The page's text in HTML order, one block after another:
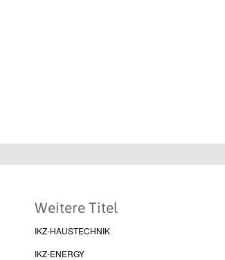
Weitere Titel
IKZ-HAUSTECHNIK
IKZ-ENERGY